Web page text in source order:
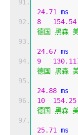
24.71
ms
8
154.54
德国
黑森
24.67 ms
9
德国
黑森
24.88 ms
10
154.25
德国
黑森
25.71
ms